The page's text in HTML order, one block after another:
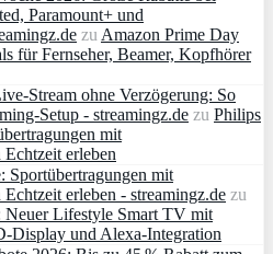
Paramount+ und
zu Amazon Prime Day
für Fernseher, Beamer, Kopfhörer
Stream ohne Verzögerung: So
Setup - streamingz.de zu Philips
mit
erleben
Sportübertragungen mit
erleben - streamingz.de zu
Lifestyle Smart TV mit
und Alexa‑Integration